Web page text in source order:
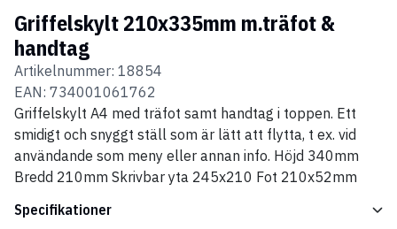
Griffelskylt 210x335mm m.träfot &
handtag
Artikelnummer: 18854
EAN: 734001061762
Griffelskylt A4 med träfot samt handtag i toppen. Ett
smidigt och snyggt ställ som är lätt att flytta, t ex. vid
användande som meny eller annan info. Höjd 340mm
Bredd 210mm Skrivbar yta 245x210 Fot 210x52mm
Specifikationer